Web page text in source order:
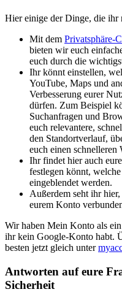
Hier einige der Dinge, die
Mit dem Privatsphäre-
bieten wir euch
euch durch die
Ihr könnt einstellen,
YouTube, Maps und
Verbesserung eurer
dürfen. Zum Beispiel
Suchanfragen und
euch relevantere,
den Standortverlauf,
euch einen schnelleren
Ihr findet hier auch
festlegen könnt,
eingeblendet werden.
Außerdem seht ihr
eurem Konto
Wir haben Mein Konto als
ihr kein Google-Konto habt.
besten jetzt gleich unter
Antworten auf eure
Sicherheit